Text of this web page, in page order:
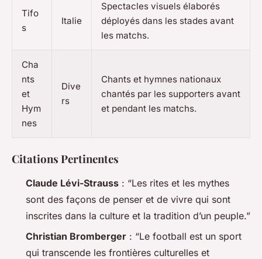
Tifo
s
Italie
Spectacles visuels élaborés
déployés dans les stades avant
les matchs.
Cha
nts
et
Hym
nes
Dive
rs
Chants et hymnes nationaux
chantés par les supporters avant
et pendant les matchs.
Citations Pertinentes
Claude Lévi-Strauss : “Les rites et les mythes
sont des façons de penser et de vivre qui sont
inscrites dans la culture et la tradition d’un peuple.”
Christian Bromberger : “Le football est un sport
qui transcende les frontières culturelles et